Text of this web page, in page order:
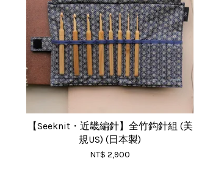
【Seeknit・近畿編針】全竹鈎針組 (美
規US) (日本製)
NT$ 2,900